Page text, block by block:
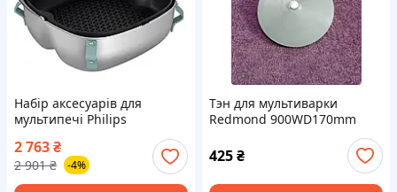
Набір аксесуарів для
мультипечі Philips
2 763₴
2 901 ₴ -4%
Тэн для мультиварки
Redmond 900WD170mm
425₴